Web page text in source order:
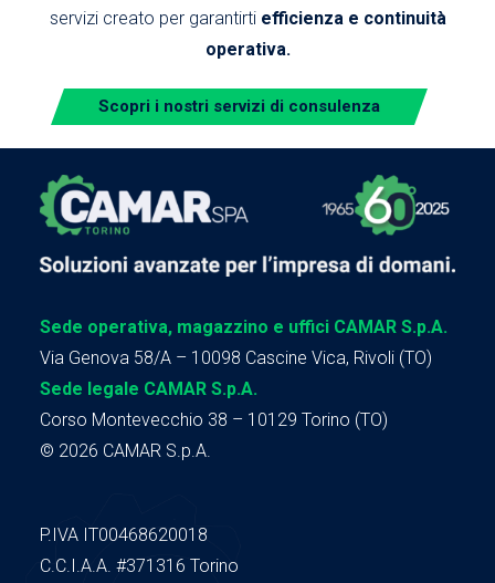
servizi creato per garantirti efficienza e continuità
operativa.
Scopri i nostri servizi di consulenza
Sede operativa, magazzino e uffici CAMAR S.p.A.
Via Genova 58/A – 10098 Cascine Vica, Rivoli (TO)
Sede legale CAMAR S.p.A.
Corso Montevecchio 38 – 10129 Torino (TO)
© 2026 CAMAR S.p.A.
P.IVA IT00468620018
C.C.I.A.A. #371316 Torino